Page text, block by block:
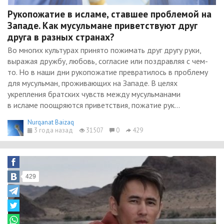
Рукопожатие в исламе, ставшее проблемой на
Западе. Как мусульмане приветствуют друг
друга в разных странах?
Во многих культурах принято пожимать друг другу руки,
выражая дружбу, любовь, согласие или поздравляя с чем-
то. Но в наши дни рукопожатие превратилось в проблему
для мусульман, проживающих на Западе. В целях
укрепления братских чувств между мусульманами
в исламе поощряются приветствия, пожатие рук...
Nurqanat Baizaq
3 года назад
31507 0 429
429